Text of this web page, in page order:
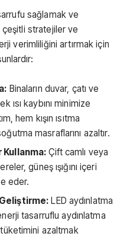
sağlamak ve
stratejiler ve
verimliliğini artırmak için
Binaların duvar, çatı ve
ısı kaybını minimize
hem kışın ısıtma
masraflarını azaltır.
Çift camlı veya
güneş ışığını içeri
eder.
LED aydınlatma
tasarruflu aydınlatma
azaltmak